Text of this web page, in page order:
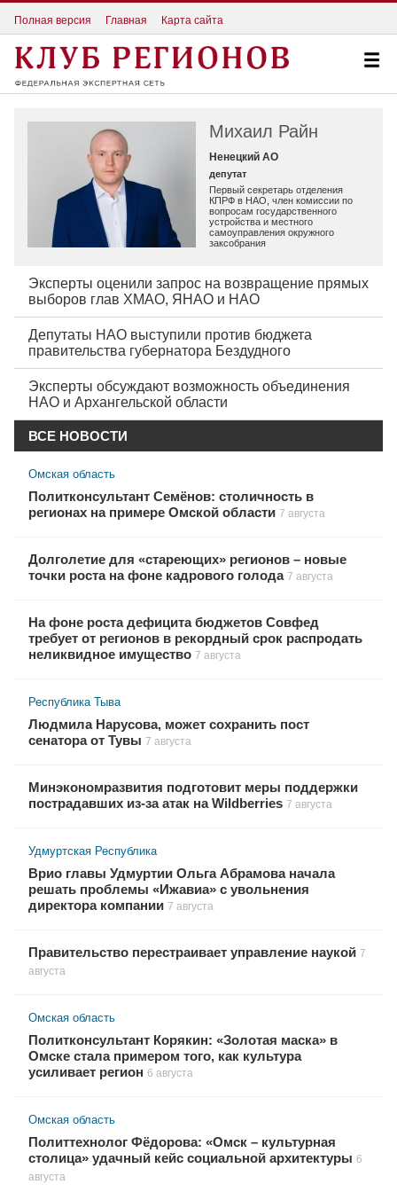
Полная версия Главная Карта сайта
Михаил Райн
Ненецкий АО
депутат
Первый секретарь отделения
КПРФ в НАО, член комиссии по
вопросам государственного
устройства и местного
самоуправления окружного
заксобрания
Эксперты оценили запрос на возвращение прямых
выборов глав ХМАО, ЯНАО и НАО
Депутаты НАО выступили против бюджета
правительства губернатора Бездудного
Эксперты обсуждают возможность объединения
НАО и Архангельской области
ВСЕ НОВОСТИ
Омская область
Политконсультант Семёнов: столичность в
регионах на примере Омской области 7 августа
Долголетие для «стареющих» регионов – новые
точки роста на фоне кадрового голода 7 августа
На фоне роста дефицита бюджетов Совфед
требует от регионов в рекордный срок распродать
неликвидное имущество 7 августа
Республика Тыва
Людмила Нарусова, может сохранить пост
сенатора от Тувы 7 августа
Минэкономразвития подготовит меры поддержки
пострадавших из-за атак на Wildberries 7 августа
Удмуртская Республика
Врио главы Удмуртии Ольга Абрамова начала
решать проблемы «Ижавиа» с увольнения
директора компании 7 августа
Правительство перестраивает управление наукой 7
августа
Омская область
Политконсультант Корякин: «Золотая маска» в
Омске стала примером того, как культура
усиливает регион 6 августа
Омская область
Политтехнолог Фёдорова: «Омск – культурная
столица» удачный кейс социальной архитектуры 6
августа